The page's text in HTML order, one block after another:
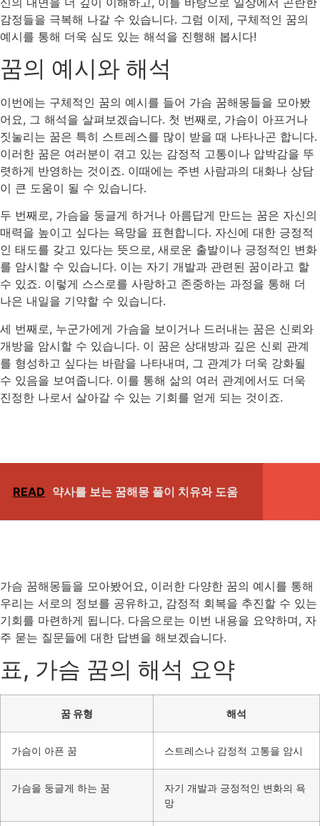
감정들을 극복해 나갈 수 있습니다. 그럼 이제, 구체적인 꿈의
예시를 통해 더욱 심도 있는 해석을 진행해 봅시다!
꿈의 예시와 해석
이번에는 구체적인 꿈의 예시를 들어 가슴 꿈해몽들을 모아봤
어요, 그 해석을 살펴보겠습니다. 첫 번째로, 가슴이 아프거나
짓눌리는 꿈은 특히 스트레스를 많이 받을 때 나타나곤 합니다.
이러한 꿈은 여러분이 겪고 있는 감정적 고통이나 압박감을 뚜
렷하게 반영하는 것이죠. 이때에는 주변 사람과의 대화나 상담
이 큰 도움이 될 수 있습니다.
두 번째로, 가슴을 둥글게 하거나 아름답게 만드는 꿈은 자신의
매력을 높이고 싶다는 욕망을 표현합니다. 자신에 대한 긍정적
인 태도를 갖고 있다는 뜻으로, 새로운 출발이나 긍정적인 변화
를 암시할 수 있습니다. 이는 자기 개발과 관련된 꿈이라고 할
수 있죠. 이렇게 스스로를 사랑하고 존중하는 과정을 통해 더
나은 내일을 기약할 수 있습니다.
세 번째로, 누군가에게 가슴을 보이거나 드러내는 꿈은 신뢰와
개방을 암시할 수 있습니다. 이 꿈은 상대방과 깊은 신뢰 관계
를 형성하고 싶다는 바람을 나타내며, 그 관계가 더욱 강화될
수 있음을 보여줍니다. 이를 통해 삶의 여러 관계에서도 더욱
진정한 나로서 살아갈 수 있는 기회를 얻게 되는 것이죠.
READ 약사를 보는 꿈해몽 풀이 치유와 도움
가슴 꿈해몽들을 모아봤어요, 이러한 다양한 꿈의 예시를 통해
우리는 서로의 정보를 공유하고, 감정적 회복을 추진할 수 있는
기회를 마련하게 됩니다. 다음으로는 이번 내용을 요약하며, 자
주 묻는 질문들에 대한 답변을 해보겠습니다.
표, 가슴 꿈의 해석 요약
꿈 유형 해석
가슴이 아픈 꿈 스트레스나 감정적 고통을 암시
가슴을 둥글게 하는 꿈
자기 개발과 긍정적인 변화의 욕
망